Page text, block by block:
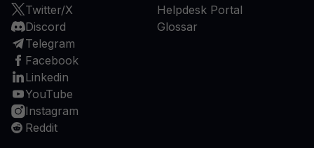
Twitter/X
Discord
Telegram
Facebook
Linkedin
YouTube
Instagram
Reddit
Helpdesk Portal
Glossar